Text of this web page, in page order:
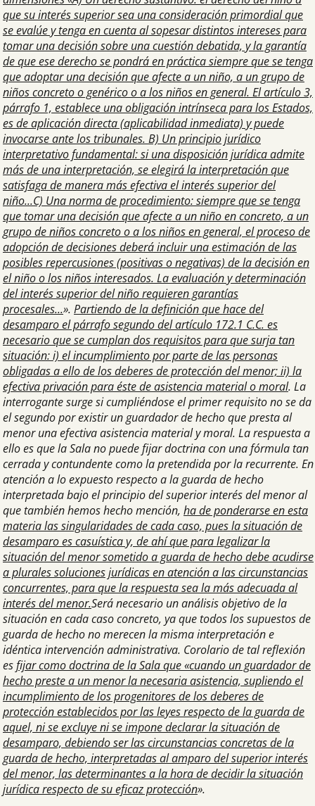
que su interés superior sea una consideración primordial que
se evalúe y tenga en cuenta al sopesar distintos intereses para
tomar una decisión sobre una cuestión debatida, y la garantía
de que ese derecho se pondrá en práctica siempre que se tenga
que adoptar una decisión que afecte a un niño, a un grupo de
niños concreto o genérico o a los niños en general. El artículo 3,
párrafo 1, establece una obligación intrínseca para los Estados,
es de aplicación directa (aplicabilidad inmediata) y puede
invocarse ante los tribunales. B) Un principio jurídico
interpretativo fundamental: si una disposición jurídica admite
más de una interpretación, se elegirá la interpretación que
satisfaga de manera más efectiva el interés superior del
niño...C) Una norma de procedimiento: siempre que se tenga
que tomar una decisión que afecte a un niño en concreto, a un
grupo de niños concreto o a los niños en general, el proceso de
adopción de decisiones deberá incluir una estimación de las
posibles repercusiones (positivas o negativas) de la decisión en
el niño o los niños interesados. La evaluación y determinación
del interés superior del niño requieren garantías
procesales...». Partiendo de la definición que hace del
desamparo el párrafo segundo del artículo 172.1 C.C. es
necesario que se cumplan dos requisitos para que surja tan
situación: i) el incumplimiento por parte de las personas
obligadas a ello de los deberes de protección del menor; ii) la
efectiva privación para éste de asistencia material o moral. La
interrogante surge si cumpliéndose el primer requisito no se da
el segundo por existir un guardador de hecho que presta al
menor una efectiva asistencia material y moral. La respuesta a
ello es que la Sala no puede fijar doctrina con una fórmula tan
cerrada y contundente como la pretendida por la recurrente. En
atención a lo expuesto respecto a la guarda de hecho
interpretada bajo el principio del superior interés del menor al
que también hemos hecho mención, ha de ponderarse en esta
materia las singularidades de cada caso, pues la situación de
desamparo es casuística y, de ahí que para legalizar la
situación del menor sometido a guarda de hecho debe acudirse
a plurales soluciones jurídicas en atención a las circunstancias
concurrentes, para que la respuesta sea la más adecuada al
interés del menor.Será necesario un análisis objetivo de la
situación en cada caso concreto, ya que todos los supuestos de
guarda de hecho no merecen la misma interpretación e
idéntica intervención administrativa. Corolario de tal reflexión
esfijar como doctrina de la Sala que «cuando un guardador de
hecho preste a un menor la necesaria asistencia, supliendo el
incumplimiento de los progenitores de los deberes de
protección establecidos por las leyes respecto de la guarda de
aquel, ni se excluye ni se impone declarar la situación de
desamparo, debiendo ser las circunstancias concretas de la
guarda de hecho, interpretadas al amparo del superior interés
del menor, las determinantes a la hora de decidir la situación
jurídica respecto de su eficaz protección».